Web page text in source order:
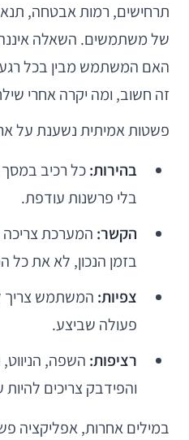
תרחישים, רמות אבטחה, תנאי
של משתמשים. השאלה איננה
האם המשתמש מבין בכל
זה חשוב, ומה יקרה אחרי
פשטות אמיתית נשענת על
בהירות:כל רכיב
בלי פרשנות עודפת.
הקשר: המערכת צריכה
בזמן הנכון, לא את כל
צפיות: המשתמש צריך
פעולה שביצע.
רציפות: השפה,
והפידבק צריכים להיות
במילים אחרות, אפליקציה